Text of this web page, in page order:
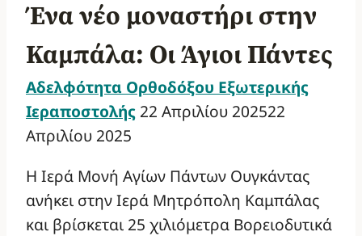
Ένα νέο μοναστήρι στην
Καμπάλα: Οι Άγιοι Πάντες
Αδελφότητα Ορθοδόξου Εξωτερικής
Ιεραποστολής 22 Απριλίου 202522
Απριλίου 2025
Η Ιερά Μονή Αγίων Πάντων Ουγκάντας
ανήκει στην Ιερά Μητρόπολη Καμπάλας
και βρίσκεται 25 χιλιόμετρα Βορειοδυτικά